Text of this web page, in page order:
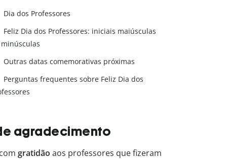
Dia dos Professores
Feliz Dia dos Professores: iniciais maiúsculas
Outras datas comemorativas próximas
Perguntas frequentes sobre Feliz Dia dos
agradecimento
gratidão aos professores que fizeram